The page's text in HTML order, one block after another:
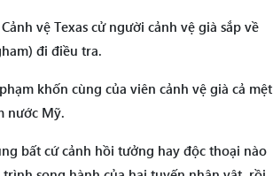
vệ Texas cử người cảnh vệ già sắp về
đi điều tra.
khốn cùng của viên cảnh vệ già cả mệt
nước Mỹ.
bất cứ cảnh hồi tưởng hay độc thoại nào